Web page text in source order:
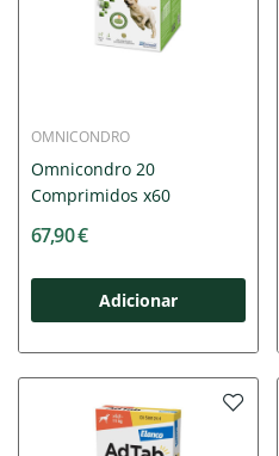
OMNICONDRO
Omnicondro 20
Comprimidos x60
67,90 €
Adicionar